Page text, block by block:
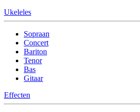
Ukeleles
Sopraan
Concert
Bariton
Tenor
Bas
Gitaar
Effecten